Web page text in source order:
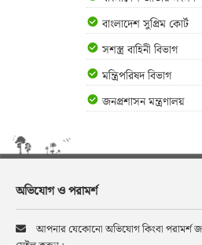
বাংলাদেশ সুপ্রিম কোর্ট
সশস্ত্র বাহিনী বিভাগ
মন্ত্রিপরিষদ বিভাগ
জনপ্রশাসন মন্ত্রণালয়
অভিযোগ ও পরামর্শ
আপনার যেকোনো অভিযোগ কিংবা পরামর্শ